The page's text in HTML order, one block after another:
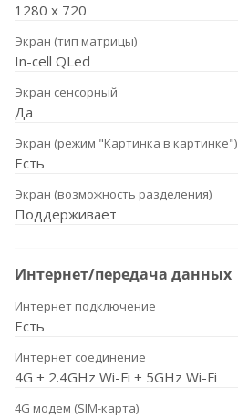
1280 х 720
Экран (тип матрицы)
In-cell QLed
Экран сенсорный
Да
Экран (режим "Картинка в картинке")
Есть
Экран (возможность разделения)
Поддерживает
Интернет/передача данных
Интернет подключение
Есть
Интернет соединение
4G + 2.4GHz Wi-Fi + 5GHz Wi-Fi
4G модем (SIM-карта)